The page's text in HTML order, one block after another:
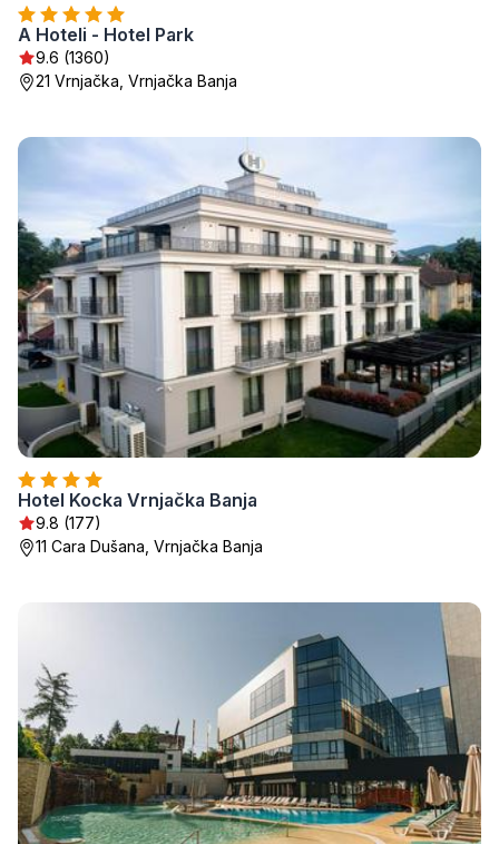
A Hoteli - Hotel Park
9.6 (1360)
21 Vrnjačka, Vrnjačka Banja
Hotel Kocka Vrnjačka Banja
9.8 (177)
11 Cara Dušana, Vrnjačka Banja